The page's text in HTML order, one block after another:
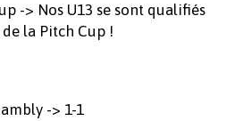
-> Nos U13 se sont qualifiés
la Pitch Cup !
-> 1-1